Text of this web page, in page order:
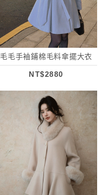
毛毛手袖鋪棉毛料傘擺大衣
NT$2880